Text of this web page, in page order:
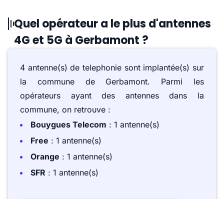
Quel opérateur a le plus d'antennes
4G et 5G à Gerbamont ?
4 antenne(s) de telephonie sont implantée(s) sur
la commune de Gerbamont. Parmi les
opérateurs ayant des antennes dans la
commune, on retrouve :
Bouygues Telecom : 1 antenne(s)
Free : 1 antenne(s)
Orange : 1 antenne(s)
SFR : 1 antenne(s)